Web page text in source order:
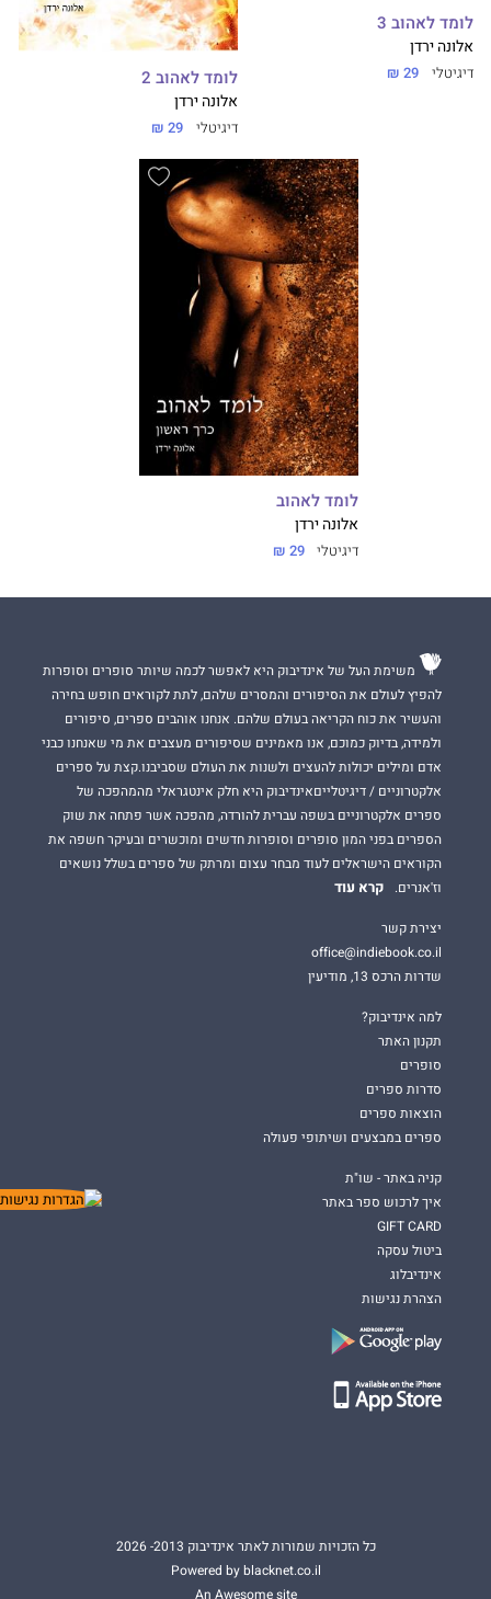
לומד לאהוב 3
אלונה ירדן
דיגיטלי 29 ₪ לומד לאהוב 2
אלונה ירדן
דיגיטלי 29 ₪
לומד לאהוב
אלונה ירדן
דיגיטלי 29 ₪
משימת העל של אינדיבוק היא לאפשר לכמה שיותר סופרים וסופרות
להפיץ לעולם את הסיפורים והמסרים שלהם, לתת לקוראים חופש בחירה
והעשיר את כוח הקריאה בעולם שלהם. אנחנו אוהבים ספרים, סיפורים
ולמידה, בדיוק כמוכם, אנו מאמינים שסיפורים מעצבים את מי שאנחנו כבני
אדם ומילים יכולות להעצים ולשנות את העולם שסביבנו.קצת על ספרים
אלקטרוניים / דיגיטלייםאינדיבוק היא חלק אינטגראלי מהמהפכה של
ספרים אלקטרוניים בשפה עברית להורדה, מהפכה אשר פתחה את שוק
הספרים בפני המון סופרים וסופרות חדשים ומוכשרים ובעיקר חשפה את
הקוראים הישראלים לעוד מבחר עצום ומרתק של ספרים בשלל נושאים
וז'אנרים.
קרא עוד
יצירת קשר
office@indiebook.co.il
שדרות הרכס 13, מודיעין
למה אינדיבוק?
תקנון האתר
סופרים
סדרות ספרים
הוצאות ספרים
ספרים במבצעים ושיתופי פעולה
קניה באתר - שו"ת
איך לרכוש ספר באתר
GIFT CARD
ביטול עסקה
אינדיבלוג
הצהרת נגישות
כל הזכויות שמורות לאתר אינדיבוק 2013- 2026
Powered by blacknet.co.il
An Awesome site